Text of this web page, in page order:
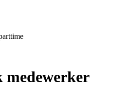
medewerker